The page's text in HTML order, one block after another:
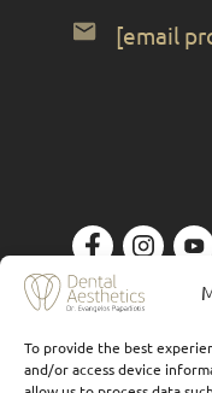
To provide the best
and/or access device
[email
Πολιτική